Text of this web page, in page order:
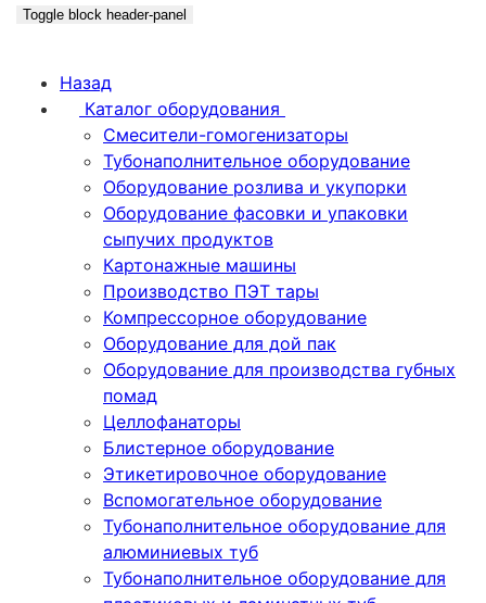
Toggle block header-panel
Назад
Каталог оборудования
Смесители-гомогенизаторы
Тубонаполнительное оборудование
Оборудование розлива и укупорки
Оборудование фасовки и упаковки
сыпучих продуктов
Картонажные машины
Производство ПЭТ тары
Компрессорное оборудование
Оборудование для дой пак
Оборудование для производства губных
помад
Целлофанаторы
Блистерное оборудование
Этикетировочное оборудование
Вспомогательное оборудование
Тубонаполнительное оборудование для
алюминиевых туб
Тубонаполнительное оборудование для